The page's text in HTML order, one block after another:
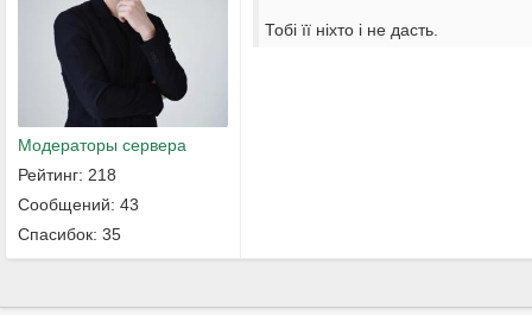
Модераторы сервера
Рейтинг: 218
Сообщений: 43
Спасибок: 35
Тобі її ніхто і не дасть.